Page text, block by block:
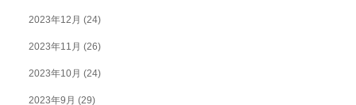
2023年12月 (24)
2023年11月 (26)
2023年10月 (24)
2023年9月 (29)